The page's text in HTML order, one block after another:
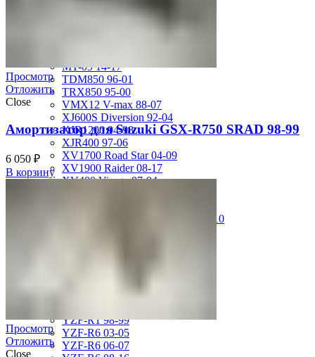
FZR1000 91-93
FZR750 Genesis 87-90
FZS1000 Fazer 01-05
MT-09 14-17
TDM850 96-01
TRX850 95-00
VMX12 V-max 88-07
XJ600S Diversion 92-04
XJR1200 94-98
XJR400 97-06
XV1700 Road Star 04-09
XV1900 Raider 08-17
XV400 Virago 87-94
XVZ1300 Royal Star Venture 01-10
YZF-R1 09-14
YZF-R1 98-99
YZF-R6 03-05
YZF-R6 06-07
Просмотр
Отложить
Close
Амортизатор для Suzuki GSX-R750 SRAD 98-99
6 050 ₽
В корзину
Просмотр
Отложить
Close